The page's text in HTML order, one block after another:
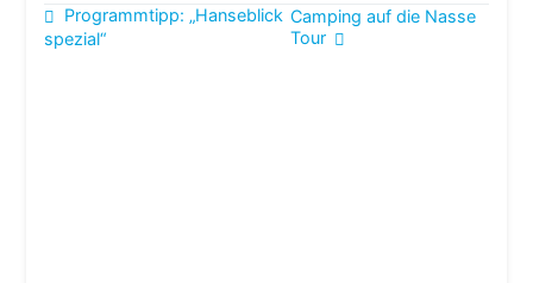
Beitragsnavigation
Programmtipp: „Hanseblick
spezial“
Camping auf die Nasse
Tour